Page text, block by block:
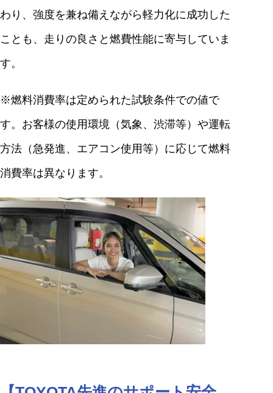
わり、強度を兼ね備えながら軽力化に成功した
ことも、走りの良さと燃費性能に寄与していま
す。
※燃料消費率は定められた試験条件での値で
す。お客様の使用環境（気象、渋滞等）や運転
方法（急発進、エアコン使用等）に応じて燃料
消費率は異なります。